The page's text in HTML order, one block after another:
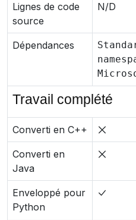
Lignes de code
source
N/D
Dépendances
Travail complété
Converti en C++
Converti en
Java
Enveloppé pour
Python